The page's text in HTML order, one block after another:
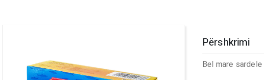
Përshkrimi
Bel mare